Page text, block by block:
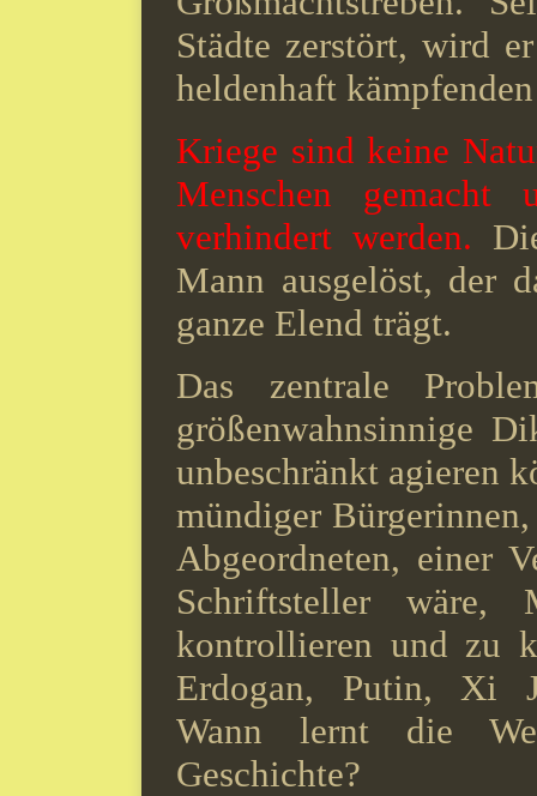
Städte zerstört, wird
heldenhaft
Kriege sind keine
Menschen gemacht
verhindert werden.
Mann ausgelöst, der
ganze Elend trägt.
Das zentrale
größenwahnsinnige
unbeschränkt agieren
mündiger
Abgeordneten, einer
Schriftsteller wäre,
kontrollieren und zu
Erdogan, Putin,
Wann lernt die
Geschichte?